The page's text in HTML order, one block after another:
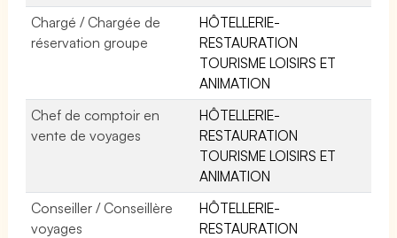
Chargé / Chargée de
réservation groupe
HÔTELLERIE-
RESTAURATION
TOURISME LOISIRS ET
ANIMATION
Chef de comptoir en
vente de voyages
HÔTELLERIE-
RESTAURATION
TOURISME LOISIRS ET
ANIMATION
Conseiller / Conseillère
voyages
HÔTELLERIE-
RESTAURATION